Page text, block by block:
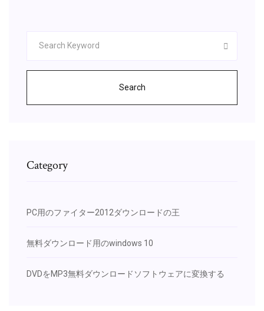
Search
Category
PC用のファイター2012ダウンロードの王
無料ダウンロード用のwindows 10
DVDをMP3無料ダウンロードソフトウェアに変換する